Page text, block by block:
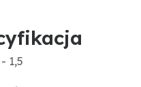
1,5